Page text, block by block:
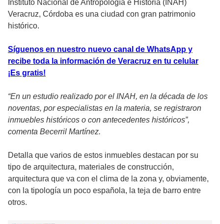
Instituto Nacional de Antropología e Historia (INAH)
Veracruz, Córdoba es una ciudad con gran patrimonio
histórico.
Síguenos en nuestro nuevo canal de WhatsApp y
recibe toda la información de Veracruz en tu celular
¡Es gratis!
“En un estudio realizado por el INAH, en la década de los
noventas, por especialistas en la materia, se registraron
inmuebles históricos o con antecedentes históricos”,
comenta Becerril Martínez.
Detalla que varios de estos inmuebles destacan por su
tipo de arquitectura, materiales de construcción,
arquitectura que va con el clima de la zona y, obviamente,
con la tipología un poco española, la teja de barro entre
otros.